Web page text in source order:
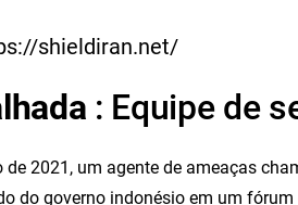
shieldiran.net/
: Equipe de
de 2021, um agente de ameaças
do governo indonésio em um